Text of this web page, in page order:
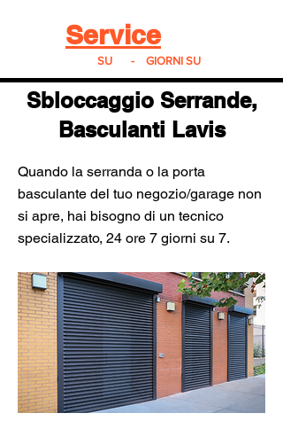
Service
SU - GIORNI SU
Sbloccaggio Serrande,
Basculanti Lavis
Quando la serranda o la porta
basculante del tuo negozio/garage non
si apre, hai bisogno di un tecnico
specializzato, 24 ore 7 giorni su 7.